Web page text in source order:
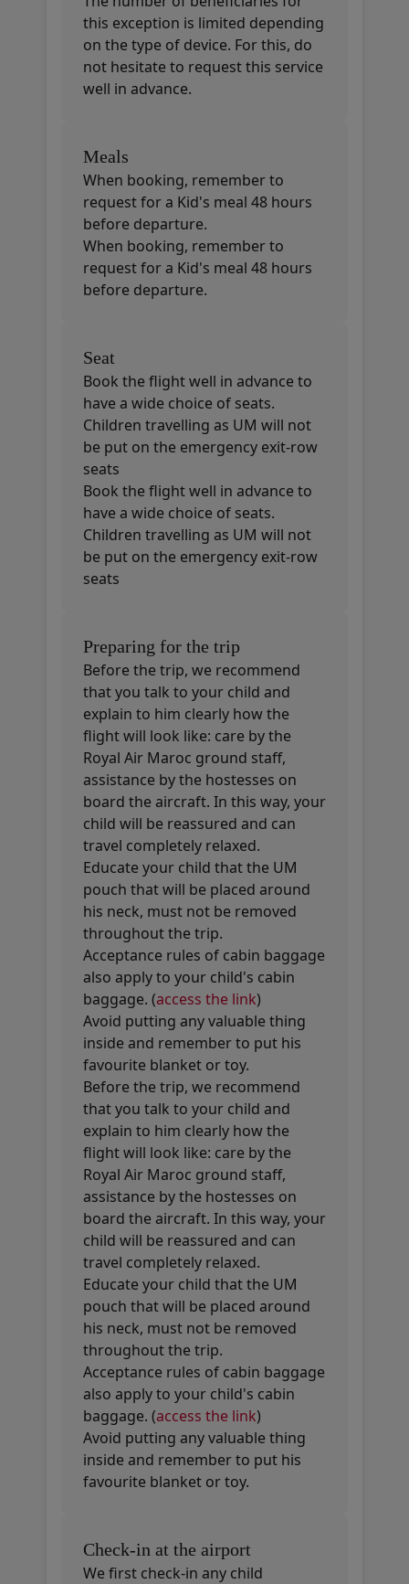
this exception is limited depending
on the type of device. For this, do
not hesitate to request this service
well in advance.
Meals
When booking, remember to
request for a Kid's meal 48 hours
before departure.
When booking, remember to
request for a Kid's meal 48 hours
before departure.
Seat
Book the flight well in advance to
have a wide choice of seats.
Children travelling as UM will not
be put on the emergency exit-row
seats
Book the flight well in advance to
have a wide choice of seats.
Children travelling as UM will not
be put on the emergency exit-row
seats
Preparing for the trip
Before the trip, we recommend
that you talk to your child and
explain to him clearly how the
flight will look like: care by the
Royal Air Maroc ground staff,
assistance by the hostesses on
board the aircraft. In this way, your
child will be reassured and can
travel completely relaxed.
Educate your child that the UM
pouch that will be placed around
his neck, must not be removed
throughout the trip.
Acceptance rules of cabin baggage
also apply to your child's cabin
baggage. (access the link)
Avoid putting any valuable thing
inside and remember to put his
favourite blanket or toy.
Before the trip, we recommend
that you talk to your child and
explain to him clearly how the
flight will look like: care by the
Royal Air Maroc ground staff,
assistance by the hostesses on
board the aircraft. In this way, your
child will be reassured and can
travel completely relaxed.
Educate your child that the UM
pouch that will be placed around
his neck, must not be removed
throughout the trip.
Acceptance rules of cabin baggage
also apply to your child's cabin
baggage. (access the link)
Avoid putting any valuable thing
inside and remember to put his
favourite blanket or toy.
Check-in at the airport
We first check-in any child